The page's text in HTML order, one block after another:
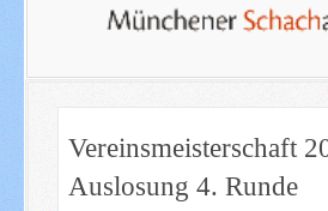
Vereinsmeisterschaft
Auslosung 4. Runde